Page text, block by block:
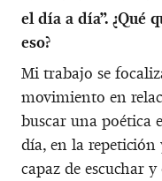
el día a día”. ¿Qué
eso?
Mi trabajo se
movimiento en
buscar una poética
día, en la repetición
capaz de escuchar